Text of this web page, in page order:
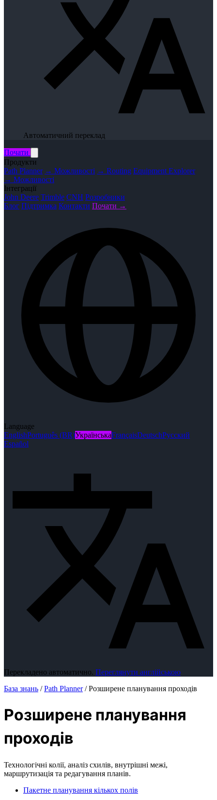
Автоматичний переклад
Почати
Продукти
Path Planner → Можливості → Routing Equipment Explorer
→ Можливості
Інтеграції
John Deere Trimble CNH Розробники
Блог Підтримка Контакти Почати →
Language
EnglishPortuguês (BR)УкраїнськаFrançaisDeutschРусский
Español
Перекладено автоматично. Переглянути англійською
База знань / Path Planner / Розширене планування проходів
Розширене планування
проходів
Технологічні колії, аналіз схилів, внутрішні межі,
маршрутизація та редагування планів.
Пакетне планування кількох полів